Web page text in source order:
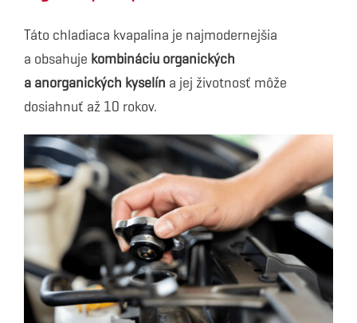
Táto chladiaca kvapalina je najmodernejšia
a obsahuje kombináciu organických
a anorganických kyselín a jej životnosť môže
dosiahnuť až 10 rokov.